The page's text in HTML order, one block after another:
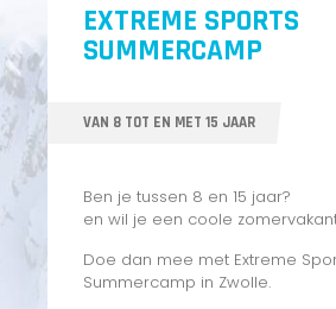
EXTREME SPORTS
SUMMERCAMP
VAN 8 TOT EN MET 15 JAAR
Ben je tussen 8 en 15 jaar?
en wil je een coole
Doe dan mee met Extreme
Summercamp in Zwolle.